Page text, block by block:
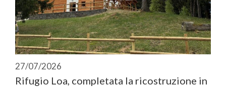
27/07/2026
Rifugio Loa, completata la ricostruzione in